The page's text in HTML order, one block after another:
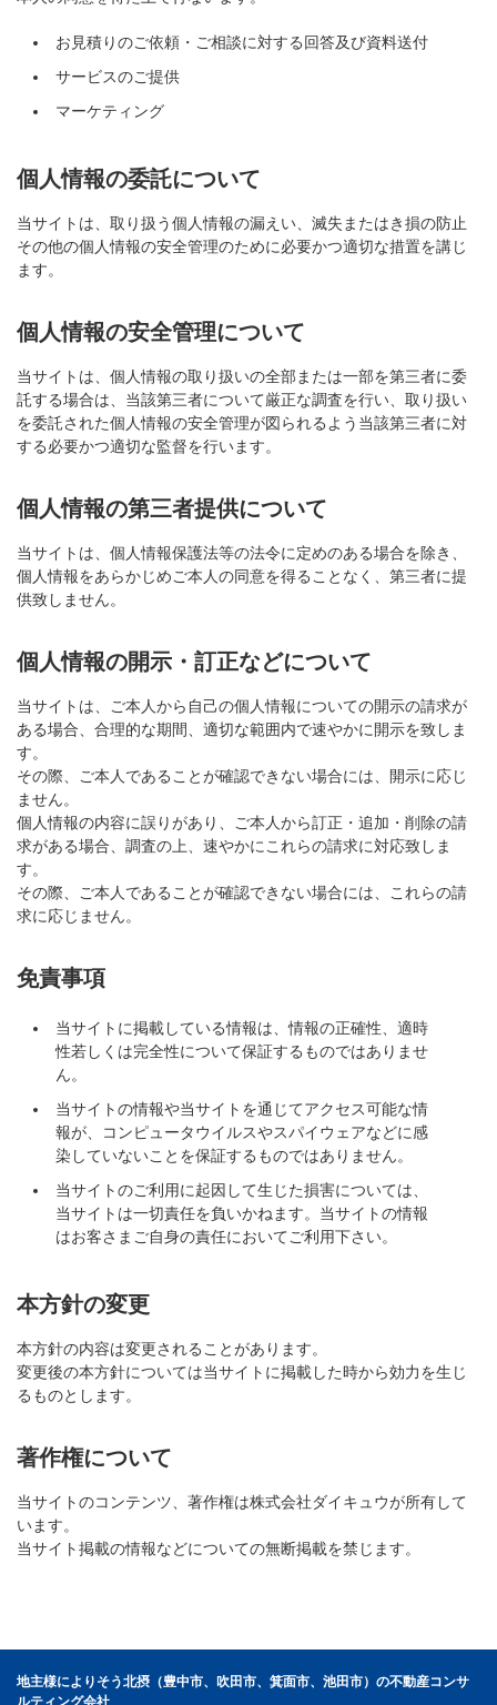
お見積りのご依頼・ご相談に対する回答及び資料送付
サービスのご提供
マーケティング
個人情報の委託について
当サイトは、取り扱う個人情報の漏えい、滅失またはき損の防止
その他の個人情報の安全管理のために必要かつ適切な措置を講じ
ます。
個人情報の安全管理について
当サイトは、個人情報の取り扱いの全部または一部を第三者に委
託する場合は、当該第三者について厳正な調査を行い、取り扱い
を委託された個人情報の安全管理が図られるよう当該第三者に対
する必要かつ適切な監督を行います。
個人情報の第三者提供について
当サイトは、個人情報保護法等の法令に定めのある場合を除き、
個人情報をあらかじめご本人の同意を得ることなく、第三者に提
供致しません。
個人情報の開示・訂正などについて
当サイトは、ご本人から自己の個人情報についての開示の請求が
ある場合、合理的な期間、適切な範囲内で速やかに開示を致しま
す。
その際、ご本人であることが確認できない場合には、開示に応じ
ません。
個人情報の内容に誤りがあり、ご本人から訂正・追加・削除の請
求がある場合、調査の上、速やかにこれらの請求に対応致しま
す。
その際、ご本人であることが確認できない場合には、これらの請
求に応じません。
免責事項
当サイトに掲載している情報は、情報の正確性、適時
性若しくは完全性について保証するものではありませ
ん。
当サイトの情報や当サイトを通じてアクセス可能な情
報が、コンピュータウイルスやスパイウェアなどに感
染していないことを保証するものではありません。
当サイトのご利用に起因して生じた損害については、
当サイトは一切責任を負いかねます。当サイトの情報
はお客さまご自身の責任においてご利用下さい。
本方針の変更
本方針の内容は変更されることがあります。
変更後の本方針については当サイトに掲載した時から効力を生じ
るものとします。
著作権について
当サイトのコンテンツ、著作権は株式会社ダイキュウが所有して
います。
当サイト掲載の情報などについての無断掲載を禁じます。
地主様によりそう北摂（豊中市、吹田市、箕面市、池田市）の不動産コンサ
ルティング会社